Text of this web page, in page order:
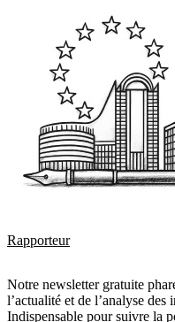
Rapporteur
Notre newsletter gratuite
l’actualité et de l’analyse des
Indispensable pour suivre la